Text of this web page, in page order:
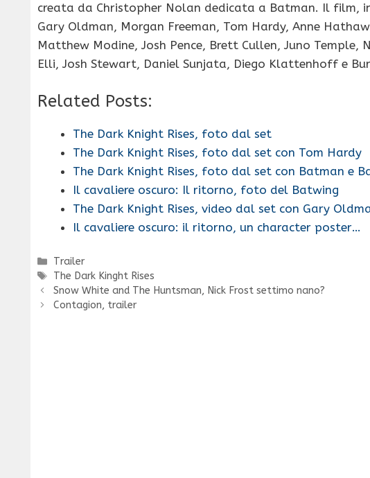
creata da Christopher Nolan dedicata a Batman. Il film,
Gary Oldman, Morgan Freeman, Tom Hardy, Anne
Matthew Modine, Josh Pence, Brett Cullen, Juno Temple,
Elli, Josh Stewart, Daniel Sunjata, Diego Klattenhoff e
Related Posts:
The Dark Knight Rises, foto dal set
The Dark Knight Rises, foto dal set con Tom Hardy
The Dark Knight Rises, foto dal set con Batman e
Il cavaliere oscuro: Il ritorno, foto del Batwing
The Dark Knight Rises, video dal set con Gary
Il cavaliere oscuro: il ritorno, un character poster…
Categorie
Trailer
Tag
The Dark Kinght Rises
Snow White and The Huntsman, Nick Frost settimo nano?
Contagion, trailer